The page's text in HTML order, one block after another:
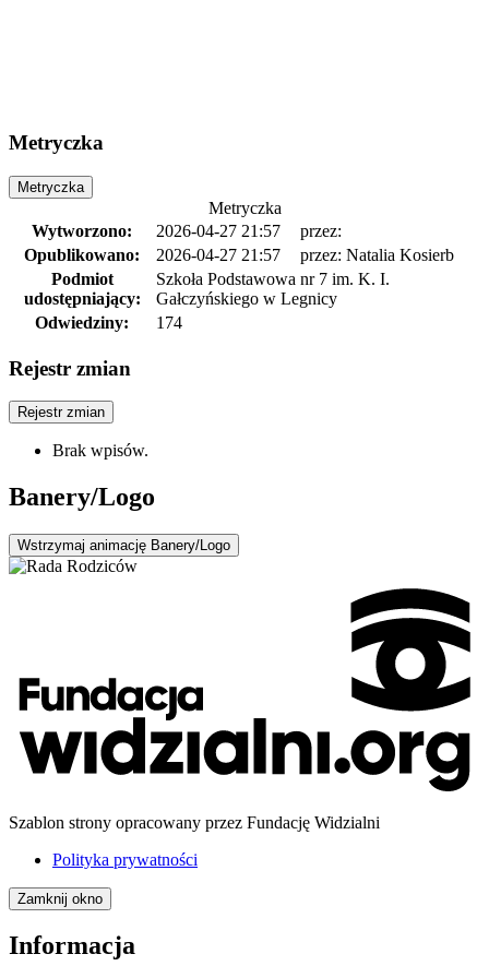
Metryczka
Metryczka
Metryczka
Wytworzono:
2026-04-27 21:57
przez:
Opublikowano:
2026-04-27 21:57
przez: Natalia Kosierb
Podmiot
udostępniający:
Szkoła Podstawowa nr 7 im. K. I.
Gałczyńskiego w Legnicy
Odwiedziny:
174
Rejestr zmian
Rejestr zmian
Brak wpisów.
Banery/Logo
Wstrzymaj animację Banery/Logo
Szablon strony opracowany przez Fundację Widzialni
Polityka prywatności
Zamknij okno
Informacja